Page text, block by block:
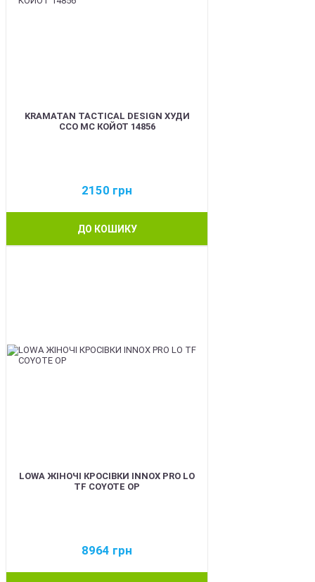
KRAMATAN TACTICAL DESIGN ХУДИ
ССО МС КОЙОТ 14856
2150 грн
ДО КОШИКУ
LOWA ЖІНОЧІ КРОСІВКИ INNOX PRO LO
TF COYOTE OP
8964 грн